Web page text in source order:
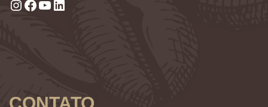
Instagram
Facebook
Youtube
LinkedIn